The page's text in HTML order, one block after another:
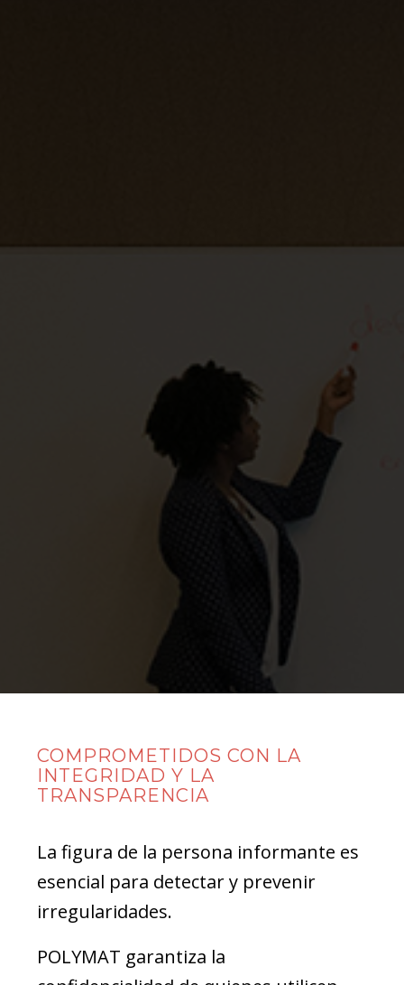
COMPROMETIDOS CON LA
INTEGRIDAD Y LA
TRANSPARENCIA
La figura de la persona informante es
esencial para detectar y prevenir
irregularidades.
POLYMAT garantiza la